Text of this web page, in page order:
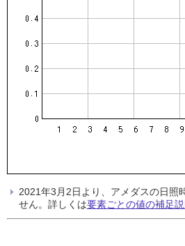
2021年3月2日より、アメダスの日照
せん。詳しくは要素ごとの値の補足